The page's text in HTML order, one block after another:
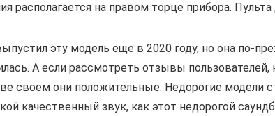
располагается на правом торце прибора.
эту модель еще в 2020 году, но она по-
А если рассмотреть отзывы
своем они положительные. Недорогие модели
качественный звук, как этот недорогой